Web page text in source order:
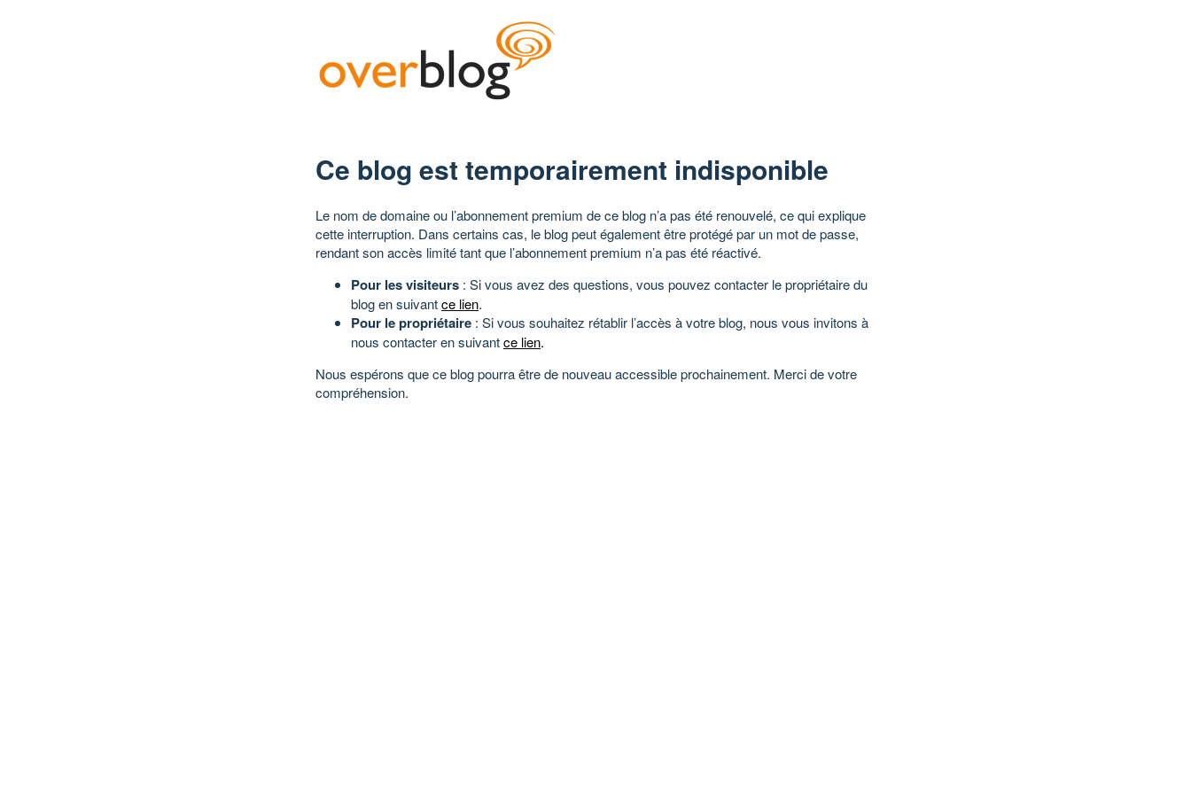
Ce blog est temporairement indisponible
Le nom de domaine ou l’abonnement premium de ce blog n’a pas été renouvelé, ce qui explique
cette interruption. Dans certains cas, le blog peut également être protégé par un mot de passe,
rendant son accès limité tant que l’abonnement premium n’a pas été réactivé.
Pour les visiteurs : Si vous avez des questions, vous pouvez contacter le propriétaire du
blog en suivantce lien.
Pour le propriétaire : Si vous souhaitez rétablir l’accès à votre blog, nous vous invitons à
nous contacter en suivantce lien.
Nous espérons que ce blog pourra être de nouveau accessible prochainement. Merci de votre
compréhension.